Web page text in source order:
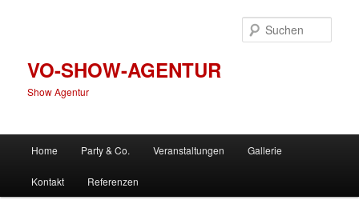
VO-SHOW-AGENTUR
Show Agentur
Home Party & Co. Veranstaltungen Gallerie
Kontakt Referenzen